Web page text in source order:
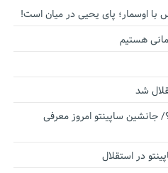
با اوسمار؛ پای یحیی در میان است!
هستیم
شد
جانشین ساپینتو امروز معرفی
در استقلال